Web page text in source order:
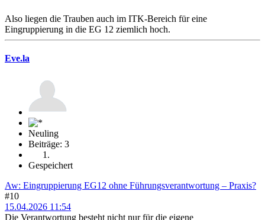
Also liegen die Trauben auch im ITK-Bereich für eine
Eingruppierung in die EG 12 ziemlich hoch.
Eve.la
Neuling
Beiträge: 3
Gespeichert
Aw: Eingruppierung EG12 ohne Führungsverantwortung – Praxis?
#10
15.04.2026 11:54
Die Verantwortung besteht nicht nur für die eigene